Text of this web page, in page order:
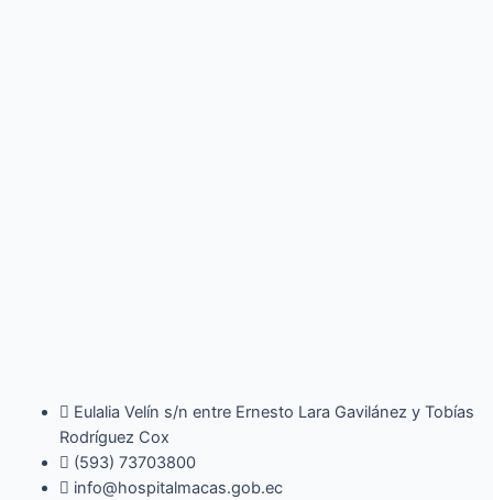
Eulalia Velín s/n entre Ernesto Lara Gavilánez y Tobías
Rodríguez Cox
(593) 73703800​
info@hospitalmacas.gob.ec